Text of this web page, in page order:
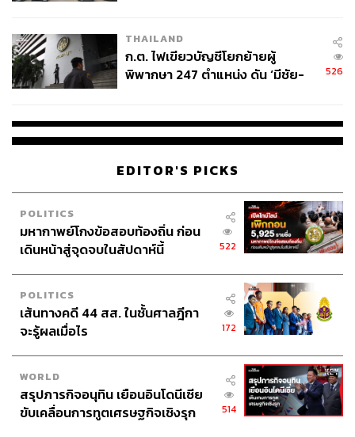
ประการสุดท้ายคือ ปัญหาเชิงโครงสร้างและผังเมือง แม้ทาง
รถไฟเส้นนี้จะตั้งมานานแล้ว แต่เมืองโตตามไม่ทัน สภาพ
ยังเป็นพื้นที่ราบระดับดินที่ใช้ทางร่วมกันระหว่างรถยนต์กับ
รถไฟ โดยไม่มีการแยกโครงสร้างออกจากกัน
ค่าคูณควบจราจร เกณฑ์วัดความปลอดภัยเชิง
วิศวกรรม
ในทางวิศวกรรมจราจร จะมีการใช้เกณฑ์ที่เรียกว่า ค่าคูณ
ควบจราจร หรือ Traffic Moment (T.M.) มาเป็นตัวประเมิน
ความหนาแน่นของการจราจรตรงจุดตัดทางรถไฟกับถนน มี
หน่วยวัดเป็น ‘ขบวน-คันต่อวัน โดยคำนวณจากจำนวนขบวน
รถไฟคูณกับจำนวนรถยนต์
ซึ่งการรถไฟแห่งประเทศไทย (รฟท.) มีหลักเกณฑ์ในการ
กำหนดรูปแบบอุปกรณ์ความปลอดภัยตามค่า T.M. ดังนี้
THAILAND
ก.ต. ไฟเขียวบัญชีโยกย้ายผู้
พิพากษา 247 ตำแหน่ง ดัน ‘มีชัย-
526
EDITOR'S PICKS
POLITICS
มหากาพย์โกงข้อสอบท้องถิ่น ก่อน
เดินหน้าสู่จุดจบในสัปดาห์นี้
522
POLITICS
เส้นทางคดี 44 สส. ในชั้นศาลฎีกา
จะรู้ผลเมื่อไร
172
WORLD
สรุปภารกิจอนุทิน เยือนอินโดนีเซีย
ขับเคลื่อนการทูตเศรษฐกิจเชิงรุก
514